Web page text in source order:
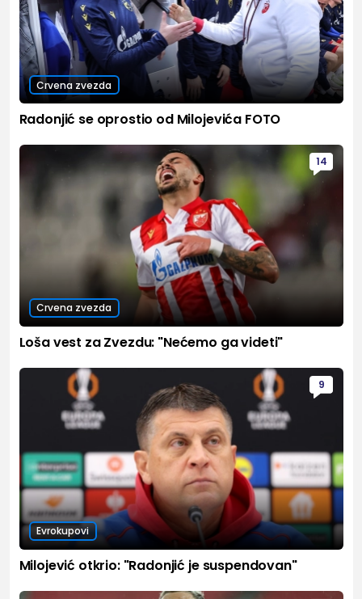
Crvena zvezda
Radonjić se oprostio od Milojevića FOTO
14
Crvena zvezda
Loša vest za Zvezdu: "Nećemo ga videti"
9
Evrokupovi
Milojević otkrio: "Radonjić je suspendovan"